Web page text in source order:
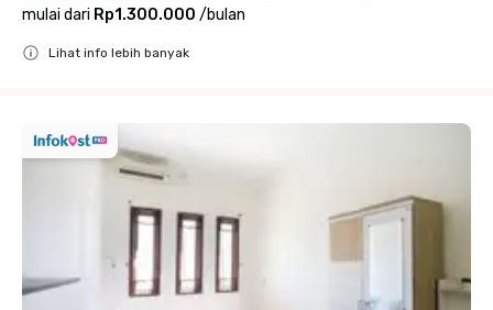
mulai dari Rp1.300.000 /bulan
Lihat info lebih banyak